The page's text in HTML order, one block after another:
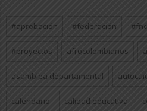
#aprobación #federación #fnd
#proyectos afrocolombianos
asamblea departamental
calendario calidad educativa